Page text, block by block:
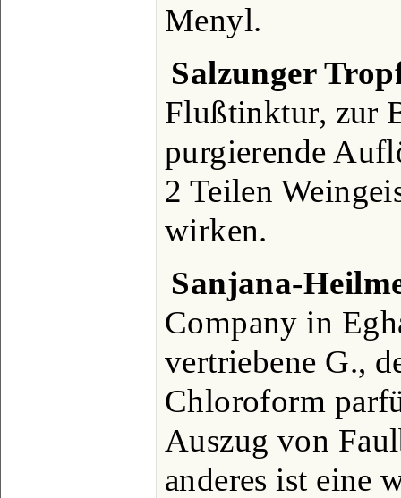
Menyl.
Salzunger
Flußtinktur, zur
purgierende
2 Teilen
wirken.
Sanjana-
Company in
vertriebene G.,
Chloroform
Auszug von
anderes ist eine